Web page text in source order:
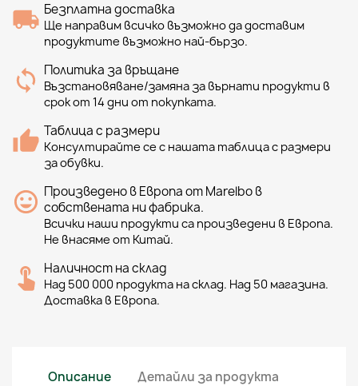
Безплатна доставка
Ще направим всичко възможно да доставим
продуктите възможно най-бързо.
Политика за връщане
Възстановяване/замяна за върнати продукти в
срок от 14 дни от покупката.
Таблица с размери
Консултирайте се с нашата таблица с размери
за обувки.
Произведено в Европа от Marelbo в
собствената ни фабрика.
Всички наши продукти са произведени в Европа.
Не внасяме от Китай.
Наличност на склад
Над 500 000 продукта на склад. Над 50 магазина.
Доставка в Европа.
Описание Детайли за продукта